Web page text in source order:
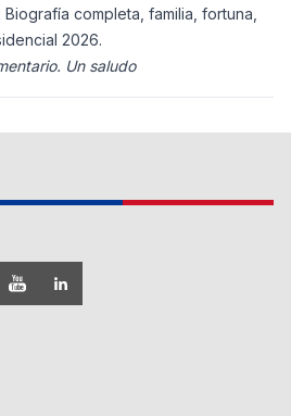
completa, familia, fortuna,
2026.
Gracias Cecilia por tu comentario. Un saludo